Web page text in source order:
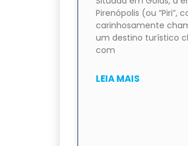
Pirenópolis (ou “Piri”,
carinhosamente
um destino turístico
com
LEIA MAIS